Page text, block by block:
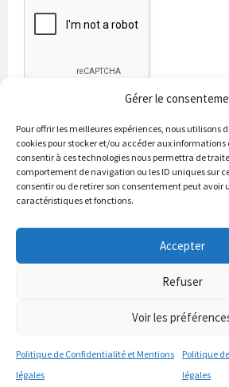
Gérer le
Pour offrir les meilleures expériences, nous utilisons
cookies pour stocker et/ou accéder aux informations
consentir à ces technologies nous permettra de
comportement de navigation ou les ID uniques sur
consentir ou de retirer son consentement peut avoir
caractéristiques et fonctions.
Accepter
Refuser
Voir les
Politique de Confidentialité et Mentions
légales
Politique
légales
Bienvenue à Puycapel La
Les bonnes adresses
© 2026 Site officiel de la commune de
Conformité à la loi
Puycapel.fr utilise des cookies pour
votre usage du site web. nous
le dicte et vous en donne le